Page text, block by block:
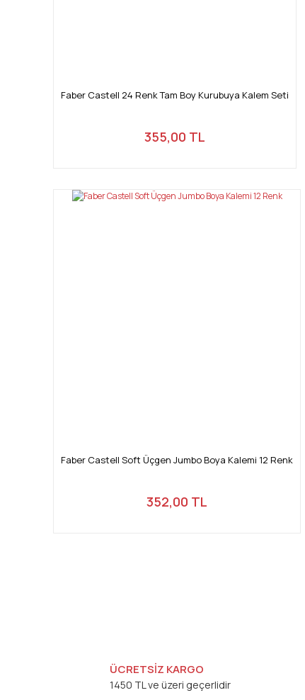
Faber Castell 24 Renk Tam Boy Kurubuya Kalem Seti
355,00 TL
Faber Castell Soft Üçgen Jumbo Boya Kalemi 12 Renk
352,00 TL
ÜCRETSİZ KARGO
1450 TL ve üzeri geçerlidir